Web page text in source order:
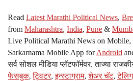
Read Latest Marathi Political News,
from Maharashtra, India, Pune &
Live Political Marathi News on Mobile,
Sarkarnama Mobile App forAndroid
सर्व सोशल मीडिया प्लॅटफॉर्मवर. ताज्या
फेसबुक,ट्विटर,इन्स्टाग्राम,शेअर चॅट,